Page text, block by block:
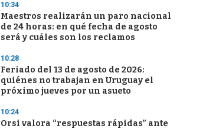
10:34
Maestros realizarán un paro nacional
de 24 horas: en qué fecha de agosto
será y cuáles son los reclamos
10:28
Feriado del 13 de agosto de 2026:
quiénes no trabajan en Uruguay el
próximo jueves por un asueto
10:24
Orsi valora “respuestas rápidas” ante